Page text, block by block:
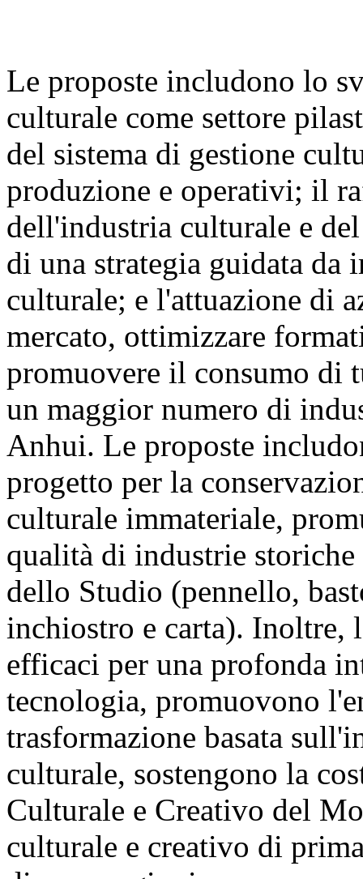
Le proposte includono lo
culturale come settore
del sistema di gestione
produzione e operativi; il
dell'industria culturale e
di una strategia guidata
culturale; e l'attuazione di
mercato, ottimizzare
promuovere il consumo di
un maggior numero di
Anhui. Le proposte
progetto per la
culturale immateriale,
qualità di industrie
dello Studio (pennello,
inchiostro e carta). Inoltre,
efficaci per una profonda
tecnologia, promuovono
trasformazione basata
culturale, sostengono la
Culturale e Creativo del
culturale e creativo di